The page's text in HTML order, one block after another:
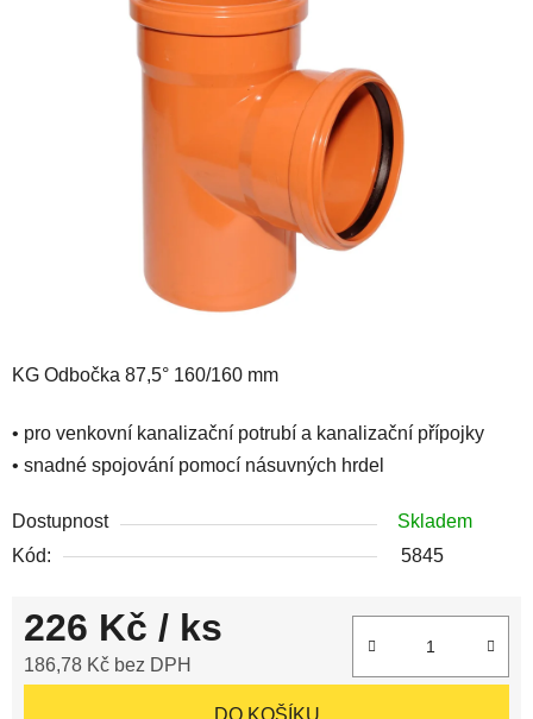
KG Odbočka 87,5° 160/160 mm
• pro venkovní kanalizační potrubí a kanalizační přípojky
• snadné spojování pomocí násuvných hrdel
Dostupnost
Skladem
Kód:
5845
226 Kč / ks
186,78 Kč bez DPH
DO KOŠÍKU